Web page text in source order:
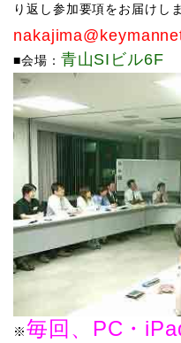
り返し参加要項をお届けし
■会場： 青山SIビル6F
※毎回、PC・